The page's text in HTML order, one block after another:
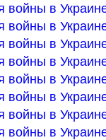
войны в
войны в
войны в
войны в
войны в
войны в
войны в
войны в